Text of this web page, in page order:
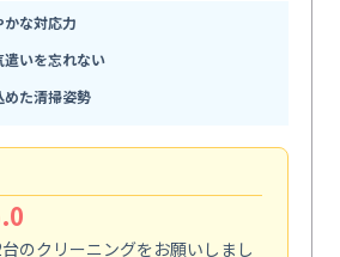
かな対応力
いを忘れない
た清掃姿勢
のクリーニングをお願いしまし